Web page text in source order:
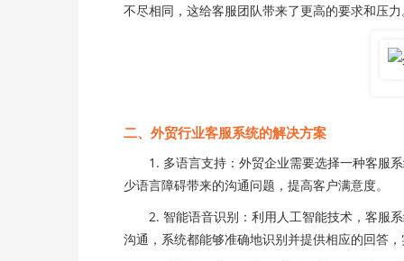
不尽相同，这给客服团队带来了更高的要求和压
二、外贸行业客服系统的解决方案
1. 多语言支持：外贸企业需要选择一种客服系
少语言障碍带来的沟通问题，提高客户满意度。
2. 智能语音识别：利用人工智能技术，客服系
沟通，系统都能够准确地识别并提供相应的回答